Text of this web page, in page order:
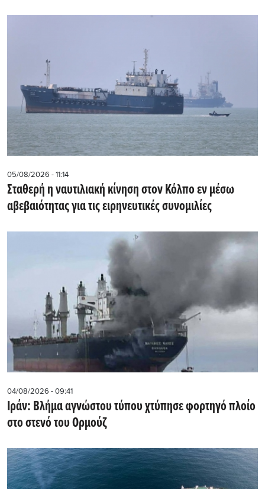
05/08/2026 - 11:14
Σταθερή η ναυτιλιακή κίνηση στον Κόλπο εν μέσω
αβεβαιότητας για τις ειρηνευτικές συνομιλίες
04/08/2026 - 09:41
Ιράν: Βλήμα αγνώστου τύπου χτύπησε φορτηγό πλοίο
στο στενό του Ορμούζ